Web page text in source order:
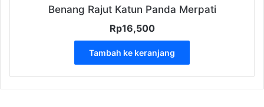
Benang Rajut Katun Panda Merpati
Rp16,500
Tambah ke keranjang